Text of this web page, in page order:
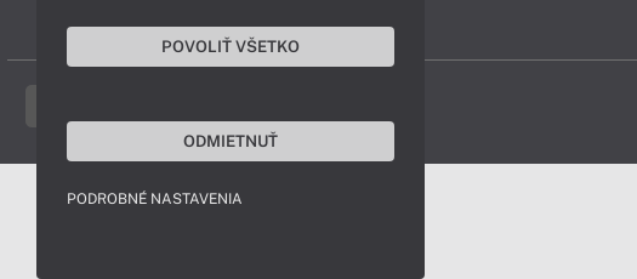
POVOLIŤ VŠETKO
ODMIETNUŤ
PODROBNÉ NASTAVENIA